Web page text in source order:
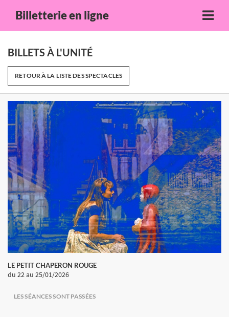
Billetterie en ligne
BILLETS À L'UNITÉ
RETOUR À LA LISTE DES SPECTACLES
LE PETIT CHAPERON ROUGE
du 22au 25/01/2026
LES SÉANCES SONT PASSÉES